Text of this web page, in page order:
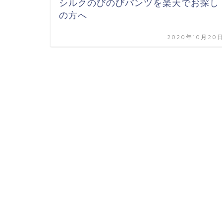
シルクのびのびパンツを楽天でお探し
の方へ
2020年10月20